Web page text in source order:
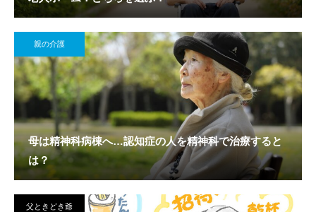
親の介護
母は精神科病棟へ…認知症の人を精神科で治療すると
は？
父ときどき爺